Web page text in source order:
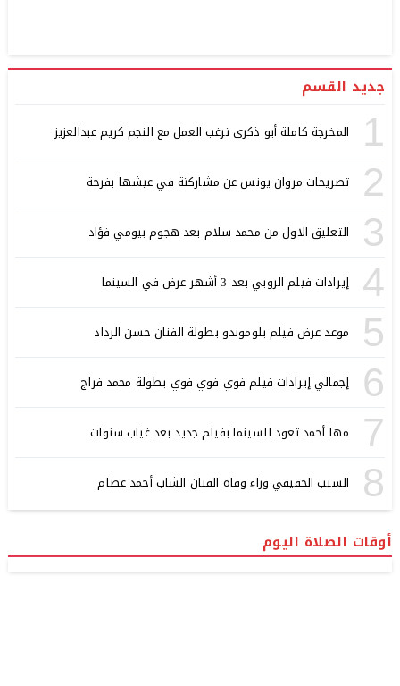
جديد القسم
1 المخرجة كاملة أبو ذكري ترغب العمل مع النجم كريم عبدالعزيز
2 تصريحات مروان يونس عن مشاركتة في عيشها بفرحة
3 التعليق الاول من محمد سلام بعد هجوم بيومي فؤاد
4 إيرادات فيلم الروبي بعد 3 أشهر عرض في السينما
5 موعد عرض فيلم بلوموندو بطولة الفنان حسن الرداد
6 إجمالي إيرادات فيلم فوي فوي فوي بطولة محمد فراج
7 مها أحمد تعود للسينما بفيلم جديد بعد غياب سنوات
8 السبب الحقيقي وراء وفاة الفنان الشاب أحمد عصام
أوقات الصلاة اليوم